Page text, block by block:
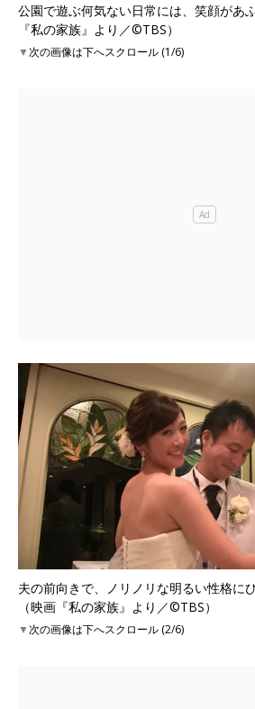
公園で遊ぶ何気ない日常には、笑顔があ
『私の家族』より／©TBS）
▼次の画像は下へスクロール (1/6)
夫の前向きで、ノリノリな明るい性格に
（映画『私の家族』より／©TBS）
▼次の画像は下へスクロール (2/6)